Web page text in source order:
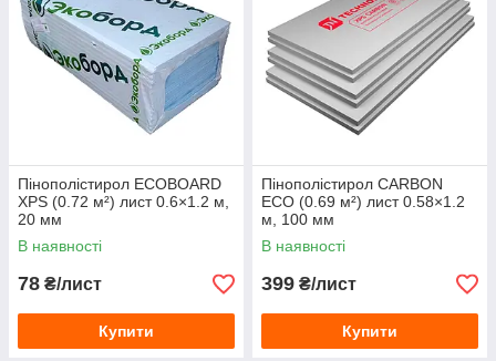
Пінополістирол ECOBOARD
XPS (0.72 м²) лист 0.6×1.2 м,
20 мм
В наявності
78 ₴/лист
Купити
Пінополістирол CARBON
ECO (0.69 м²) лист 0.58×1.2
м, 100 мм
В наявності
399 ₴/лист
Купити